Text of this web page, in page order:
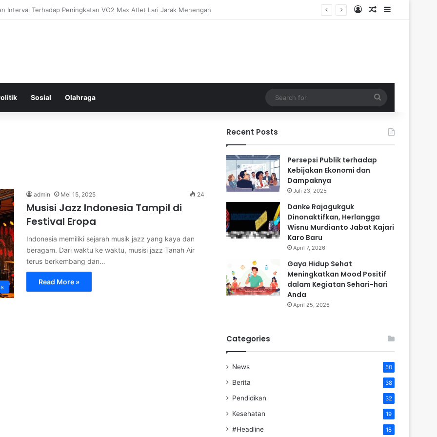
Menggali Hubungan Antara Pikiran, Tubuh, dan Emosi secara Mendalam Log InRandom Article
Sidebar
Sosial Olahraga
for
admin Mei 15, 2025 24
Musisi Jazz Indonesia Tampil di
Festival Eropa
Indonesia memiliki sejarah musik jazz yang kaya dan
beragam. Dari waktu ke waktu, musisi jazz Tanah Air
terus berkembang dan…
Read More »
Recent Posts
Persepsi Publik terhadap
Kebijakan Ekonomi dan
Dampaknya
Juli 23, 2025
Danke Rajagukguk
Dinonaktifkan, Herlangga
Wisnu Murdianto Jabat Kajari
Karo Baru
April 7, 2026
Gaya Hidup Sehat
Meningkatkan Mood Positif
dalam Kegiatan Sehari-hari
Anda
April 25, 2026
Categories
News 50
Berita 38
Pendidikan 32
Kesehatan 19
#Headline 18